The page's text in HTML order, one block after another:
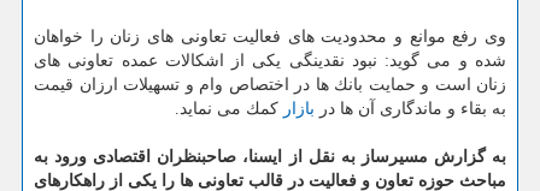
وی رفع موانع و محدودیت های فعالیت تعاونی های زنان را خواهان
شده و می گوید: نبود نقدینگی یكی از اشكالات عمده تعاونی های
زنان است و حمایت بانك ها در اختصاص وام و تسهیلات ارزان قیمت
به بقاء و ماندگاری آن ها در بازار كمك می نماید.
به گزارش مسیرساز به نقل از ایسنا، صاحبنظران اقتصادی ورود به
مباحث حوزه تعاون و فعالیت در قالب تعاونی ها را یكی از راهكارهای